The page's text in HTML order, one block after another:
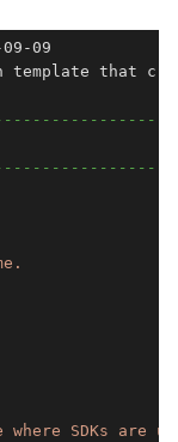
template that
where SDKs are